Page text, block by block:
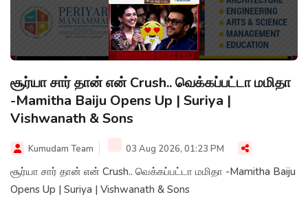
சூர்யா சார் தான் என் Crush.. வெக்கப்பட்டா மமிதா
-Mamitha Baiju Opens Up | Suriya |
Vishwanath & Sons
Kumudam Team 03 Aug 2026, 01:23 PM
சூர்யா சார் தான் என் Crush.. வெக்கப்பட்டா மமிதா -Mamitha Baiju
Opens Up | Suriya | Vishwanath & Sons